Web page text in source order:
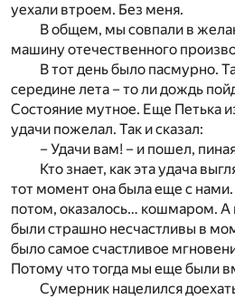
уехали втроем. Без меня.
В общем, мы совпали в
машину отечественного
В тот день было пасмурно.
середине лета – то ли дождь
Состояние мутное. Еще Петька
удачи пожелал. Так и сказал:
– Удачи вам! – и пошел,
Кто знает, как эта удача
тот момент она была еще с нами.
потом, оказалось… кошмаром.
были страшно несчастливы в
было самое счастливое
Потому что тогда мы еще были
Сумерник нацелился